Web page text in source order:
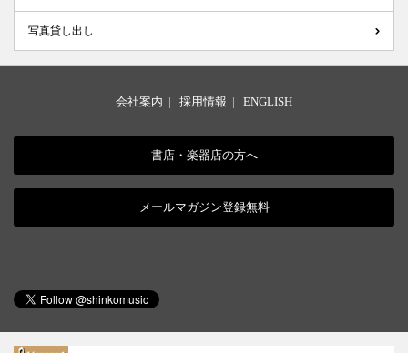
写真貸し出し
会社案内 | 採用情報 | ENGLISH
書店・楽器店の方へ
メールマガジン登録無料